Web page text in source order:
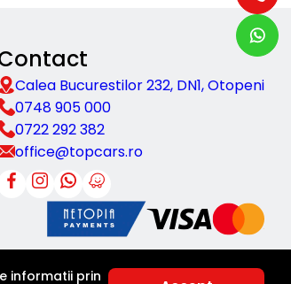
informatii prin
Calea Bucurestilor 232, DN1, Otopeni
0748 905 000
0722 292 382
office@topcars.ro